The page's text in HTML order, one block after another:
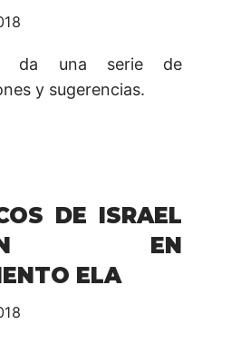
da una serie de
y sugerencias.
DE ISRAEL
EN
ELA